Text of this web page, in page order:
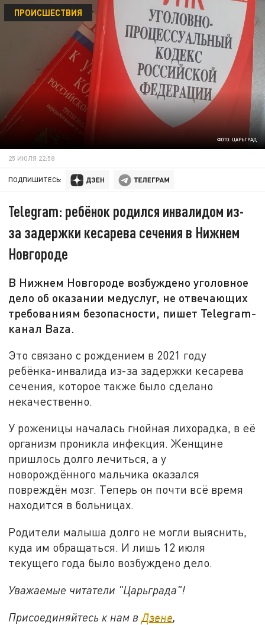
ФОТО: ЦАРЬГРАД
ПРОИСШЕСТВИЯ
25 ИЮЛЯ 22:58
ПОДПИШИТЕСЬ:
Telegram: ребёнок родился инвалидом из-
за задержки кесарева сечения в Нижнем
Новгороде
В Нижнем Новгороде возбуждено уголовное
дело об оказании медуслуг, не отвечающих
требованиям безопасности, пишет Telegram-
канал Baza.
Это связано с рождением в 2021 году
ребёнка-инвалида из-за задержки кесарева
сечения, которое также было сделано
некачественно.
У роженицы началась гнойная лихорадка, в её
организм проникла инфекция. Женщине
пришлось долго лечиться, а у
новорождённого мальчика оказался
повреждён мозг. Теперь он почти всё время
находится в больницах.
Родители малыша долго не могли выяснить,
куда им обращаться. И лишь 12 июля
текущего года было возбуждено дело.
Уважаемые читатели "Царьграда"!
Присоединяйтесь к нам в Дзене